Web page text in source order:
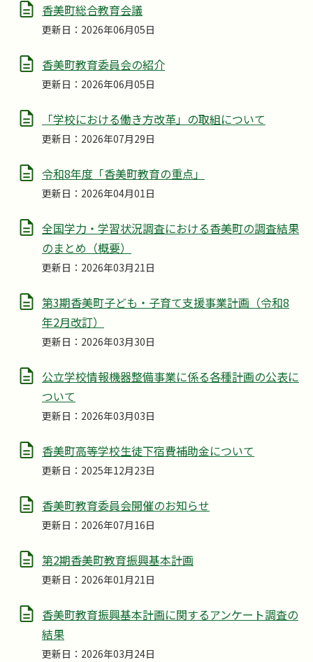
香美町総合教育会議
更新日：2026年06月05日
香美町教育委員会の紹介
更新日：2026年06月05日
「学校における働き方改革」の取組について
更新日：2026年07月29日
令和8年度「香美町教育の重点」
更新日：2026年04月01日
全国学力・学習状況調査における香美町の調査結果
のまとめ（概要）
更新日：2026年03月21日
第3期香美町子ども・子育て支援事業計画（令和8
年2月改訂）
更新日：2026年03月30日
公立学校情報機器整備事業に係る各種計画の公表に
ついて
更新日：2026年03月03日
香美町高等学校生徒下宿費補助金について
更新日：2025年12月23日
香美町教育委員会開催のお知らせ
更新日：2026年07月16日
第2期香美町教育振興基本計画
更新日：2026年01月21日
香美町教育振興基本計画に関するアンケート調査の
結果
更新日：2026年03月24日